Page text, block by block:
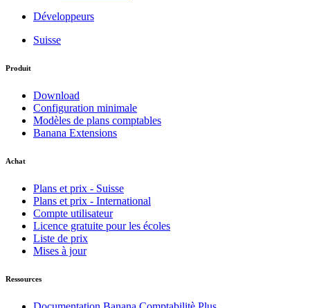
Développeurs
Suisse
Produit
Download
Configuration minimale
Modèles de plans comptables
Banana Extensions
Achat
Plans et prix - Suisse
Plans et prix - International
Compte utilisateur
Licence gratuite pour les écoles
Liste de prix
Mises à jour
Ressources